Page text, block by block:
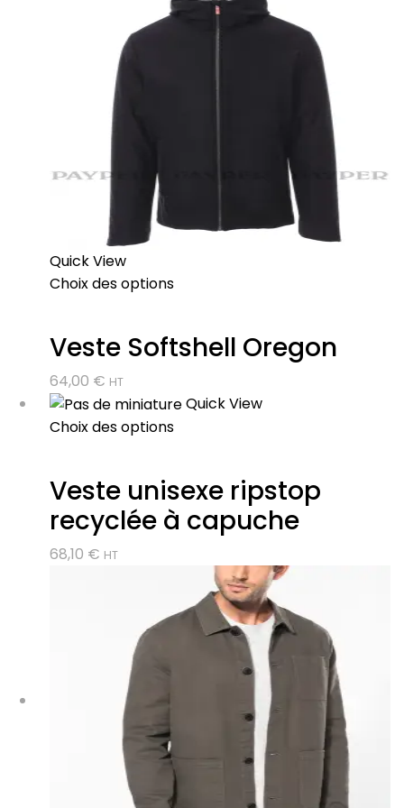
Quick View
Choix des options
Veste Softshell Oregon
64,00 € HT
Quick View
Choix des options
Veste unisexe ripstop
recyclée à capuche
68,10 € HT